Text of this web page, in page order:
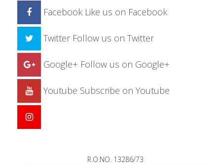
Facebook Like us on Facebook
Twitter Follow us on Twitter
Google+ Follow us on Google+
Youtube Subscribe on Youtube
R.O.NO. 13286/73